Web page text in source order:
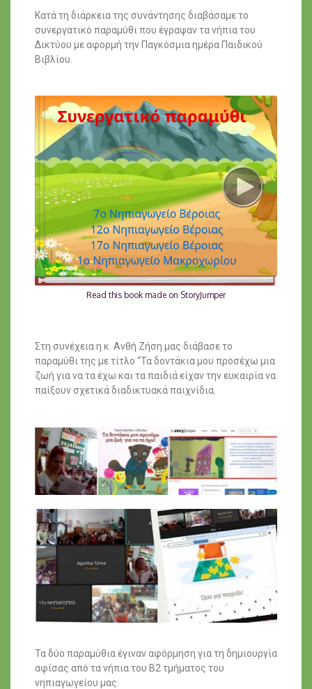
Κατά τη διάρκεια της συνάντησης διαβάσαμε το
συνεργατικό παραμύθι που έγραψαν τα νήπια του
Δικτύου με αφορμή την Παγκόσμια ημέρα Παιδικού
Βιβλίου.
Read this book made on StoryJumper
Στη συνέχεια η κ. Ανθή Ζήση μας διάβασε το
παραμύθι της με τίτλο “Τα δοντάκια μου προσέχω μια
ζωή για να τα έχω και τα παιδιά είχαν την ευκαιρία να
παίξουν σχετικά διαδικτυακά παιχνίδια.
Τα δύο παραμύθια έγιναν αφόρμηση για τη δημιουργία
αφίσας από τα νήπια του Β2 τμήματος του
νηπιαγωγείου μας.